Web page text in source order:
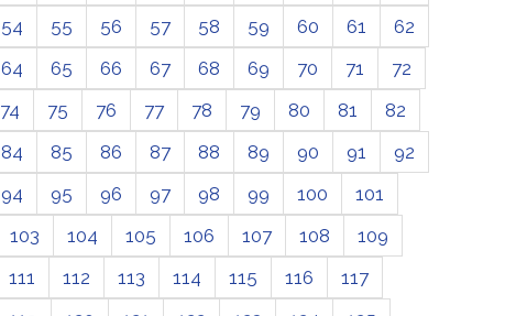
54 55 56 57 58 59 60 61
62
64 65 66 67 68 69 70 71
72
74 75 76 77 78 79 80 81
82
84 85 86 87 88 89 90 91
92
94 95 96 97 98 99 100
101
103 104 105 106 107 108
109
111 112 113 114 115 116
117